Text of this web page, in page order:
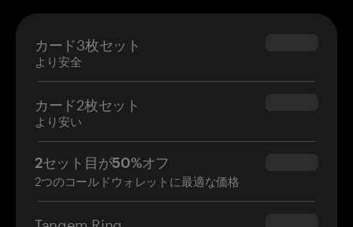
カード3枚セット
より安全
$69.90
カード2枚セット
より安い
$54.90
2セット目が50%オフ
2つのコールドウォレットに最適な価格
$34.95
Tangem Ring